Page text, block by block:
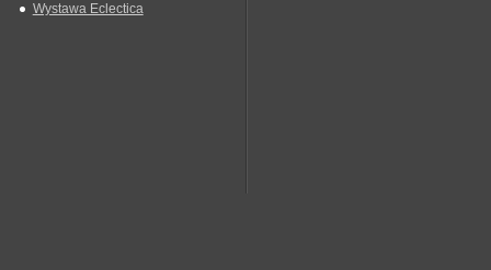
Wystawa Eclectica